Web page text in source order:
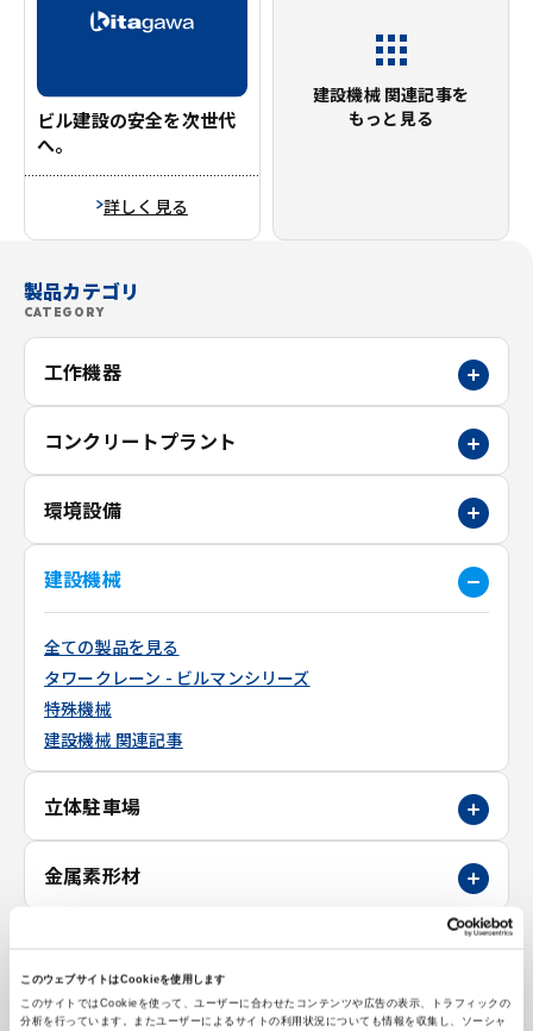
このウェブサイトはCookieを使用します
このサイトではCookieを使って、ユーザーに合わせたコンテンツや広告の表示、トラフィックの
分析を行っています。またユーザーによるサイトの利用状況についても情報を収集し、ソーシャ
製品カテゴリ
CATEGORY
工作機器
コンクリートプラント
環境設備
建設機械
全ての製品を見る
タワークレーン - ビルマンシリーズ
特殊機械
建設機械 関連記事
立体駐車場
金属素形材
特殊工作機械
理化学機器
ビル建設の安全を次世代
へ。
詳しく見る
建設機械 関連記事を
もっと見る